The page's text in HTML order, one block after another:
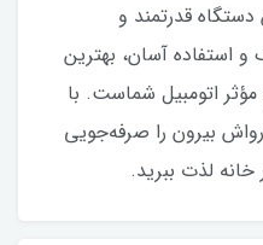
قدرتمند و
استفاده آسان، بهترین
اتومبیل شماست. با
بیرون را صرفه‌جویی
لذت ببرید.